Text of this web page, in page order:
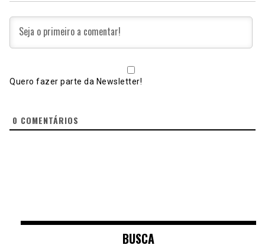
Quero fazer parte da Newsletter!
0 COMENTÁRIOS
BUSCA